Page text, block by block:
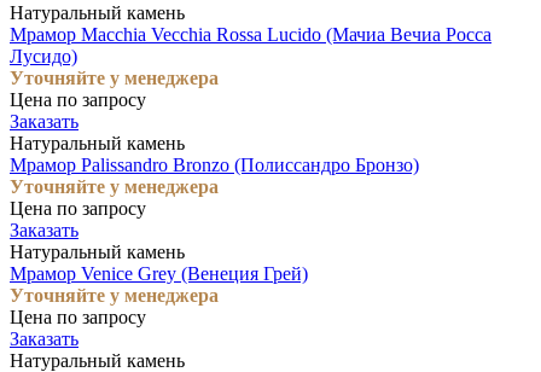
Натуральный камень
Мрамор Macchia Vecchia Rossa Lucido (Мачиа Вечиа Росса
Лусидо)
Уточняйте у менеджера
Цена по запросу
Заказать
Натуральный камень
Мрамор Palissandro Bronzo (Полиссандро Бронзо)
Уточняйте у менеджера
Цена по запросу
Заказать
Натуральный камень
Мрамор Venice Grey (Венеция Грей)
Уточняйте у менеджера
Цена по запросу
Заказать
Натуральный камень